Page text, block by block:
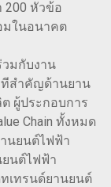
200 หัวข้อ
มในอนาคต
มกับงาน
วทีสำคัญด้านยาน
ผู้ประกอบการ
Chain ทั้งหมด
นยนต์ไฟฟ้า
นต์ไฟฟ้า
ทเทรนด์ยานยนต์